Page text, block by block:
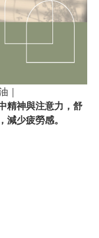
｜
精神與注意力，舒
少疲勞感。